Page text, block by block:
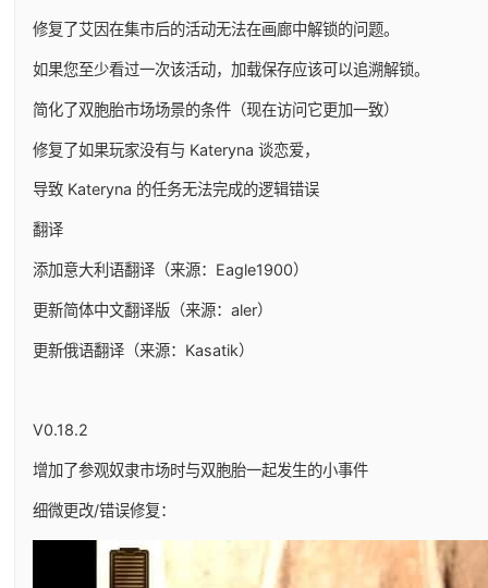
修复了艾因在集市后的活动无法在画廊中解锁的问题。
如果您至少看过一次该活动，加载保存应该可以追溯解锁。
简化了双胞胎市场场景的条件（现在访问它更加一致）
修复了如果玩家没有与 Kateryna 谈恋爱，
导致 Kateryna 的任务无法完成的逻辑错误
翻译
添加意大利语翻译（来源：Eagle1900）
更新简体中文翻译版（来源：aler）
更新俄语翻译（来源：Kasatik）
V0.18.2
增加了参观奴隶市场时与双胞胎一起发生的小事件
细微更改/错误修复：